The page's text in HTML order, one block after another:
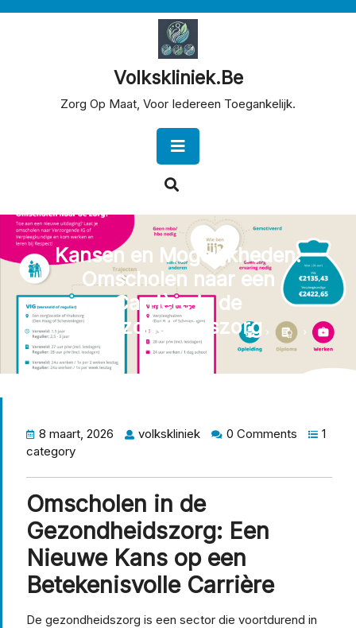
Volkskliniek.be
Zorg Op Maat, Voor Iedereen Toegankelijk.
Button
Kansen en Mogelijkheden:
Omscholen naar een
Carrière in de
Gezondheidszorg
8 maart, 2026 volkskliniek 0 Comments
1
category
Omscholen in de
Gezondheidszorg: Een
Nieuwe Kans op een
Betekenisvolle Carrière
De gezondheidszorg is een sector die voortdurend in